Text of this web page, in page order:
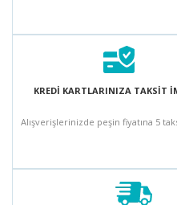
KREDİ KARTLARINIZA TAKSİT
Alışverişlerinizde peşin fiyatına 5